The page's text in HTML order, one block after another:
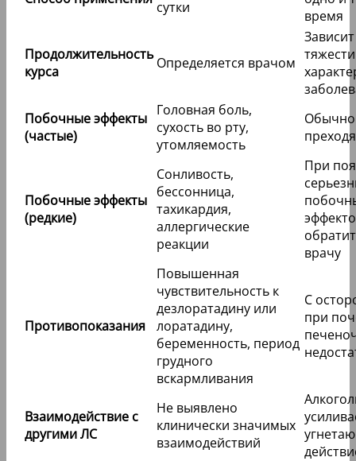
сутки
время
Продолжительность
курса
Определяется врачом
Побочные эффекты
(частые)
Головная боль,
сухость во рту,
утомляемость
Обычно
Побочные эффекты
(редкие)
Сонливость,
бессонница,
тахикардия,
аллергические
реакции
При
врачу
Противопоказания
Повышенная
чувствительность к
дезлоратадину или
лоратадину,
беременность, период
грудного
вскармливания
С
при
Взаимодействие с
другими ЛС
Не выявлено
клинически значимых
взаимодействий